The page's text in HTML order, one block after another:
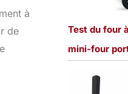
à
de
Test du four
mini-four